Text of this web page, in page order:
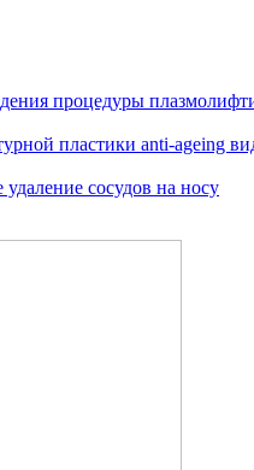
процедуры
пластики anti-ageing
удаление сосудов на носу